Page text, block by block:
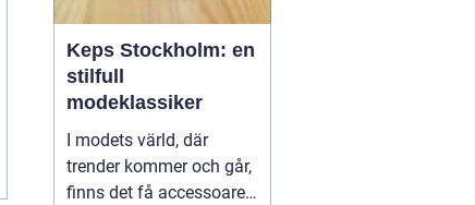
Keps Stockholm: en
stilfull
modeklassiker
I modets värld, där
trender kommer och går,
finns det få accessoarer